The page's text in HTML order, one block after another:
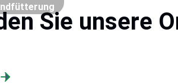
Sie unsere